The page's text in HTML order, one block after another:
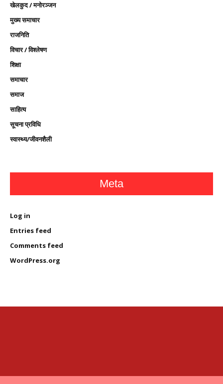
खेलकुद / मनोरञ्जन
मुख्य समाचार
राजनिति
विचार / विश्लेषण
शिक्षा
समाचार
समाज
साहित्य
सूचना प्रविधि
स्वास्थ्य/जीवनशैली
Meta
Log in
Entries feed
Comments feed
WordPress.org